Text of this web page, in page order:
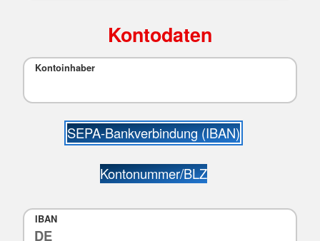
Kontodaten
Kontoinhaber
SEPA-Bankverbindung (IBAN)
Kontonummer/BLZ
IBAN